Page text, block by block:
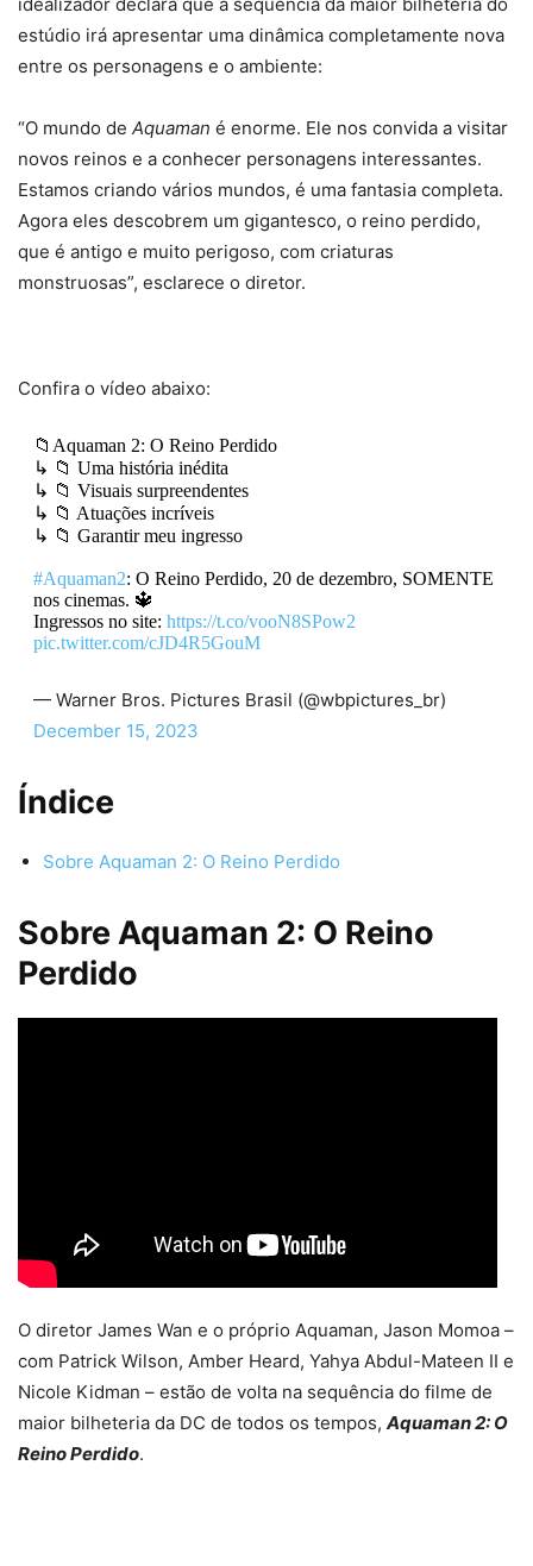
estúdio irá apresentar uma dinâmica completamente nova
entre os personagens e o ambiente:
“O mundo de Aquaman é enorme. Ele nos convida a visitar
novos reinos e a conhecer personagens interessantes.
Estamos criando vários mundos, é uma fantasia completa.
Agora eles descobrem um gigantesco, o reino perdido,
que é antigo e muito perigoso, com criaturas
monstruosas”, esclarece o diretor.
Confira o vídeo abaixo:
📁Aquaman 2: O Reino Perdido
↳ 📁 Uma história inédita
↳ 📁 Visuais surpreendentes
↳ 📁 Atuações incríveis
↳ 📁 Garantir meu ingresso
#Aquaman2: O Reino Perdido, 20 de dezembro, SOMENTE
nos cinemas. 🔱
Ingressos no site: https://t.co/vooN8SPow2
pic.twitter.com/cJD4R5GouM
— Warner Bros. Pictures Brasil (@wbpictures_br)
December 15, 2023
Índice
Sobre Aquaman 2: O Reino Perdido
Sobre Aquaman 2: O Reino
Perdido
O diretor James Wan e o próprio Aquaman, Jason Momoa –
com Patrick Wilson, Amber Heard, Yahya Abdul-Mateen II e
Nicole Kidman – estão de volta na sequência do filme de
maior bilheteria da DC de todos os tempos, Aquaman 2: O
Reino Perdido.